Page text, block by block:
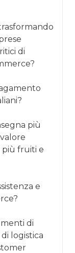
di
più
più fruiti e
e
di
logistica